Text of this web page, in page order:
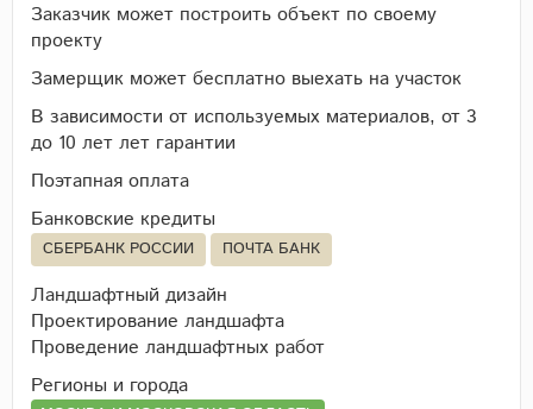
Заказчик может построить объект по своему
проекту
Замерщик может бесплатно выехать на участок
В зависимости от используемых материалов, от 3
до 10 лет лет гарантии
Поэтапная оплата
Банковские кредиты
СБЕРБАНК РОССИИ ПОЧТА БАНК
Ландшафтный дизайн
Проектирование ландшафта
Проведение ландшафтных работ
Регионы и города